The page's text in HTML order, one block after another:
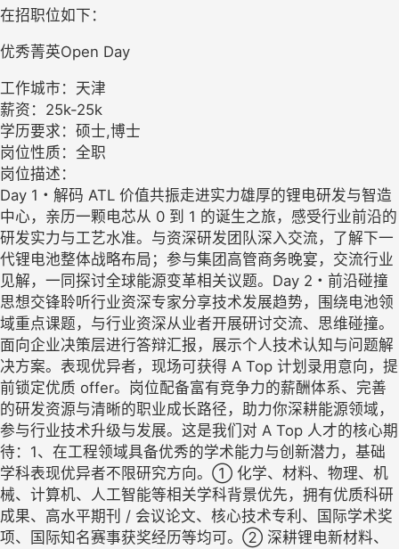
在招职位如下：
优秀菁英Open Day
工作城市：天津
薪资：25k-25k
学历要求：硕士,博士
岗位性质：全职
岗位描述：
Day 1・解码 ATL 价值共振走进实力雄厚的锂电研发与智造
中心，亲历一颗电芯从 0 到 1 的诞生之旅，感受行业前沿的
研发实力与工艺水准。与资深研发团队深入交流，了解下一
代锂电池整体战略布局；参与集团高管商务晚宴，交流行业
见解，一同探讨全球能源变革相关议题。Day 2・前沿碰撞
思想交锋聆听行业资深专家分享技术发展趋势，围绕电池领
域重点课题，与行业资深从业者开展研讨交流、思维碰撞。
面向企业决策层进行答辩汇报，展示个人技术认知与问题解
决方案。表现优异者，现场可获得 A Top 计划录用意向，提
前锁定优质 offer。岗位配备富有竞争力的薪酬体系、完善
的研发资源与清晰的职业成长路径，助力你深耕能源领域，
参与行业技术升级与发展。这是我们对 A Top 人才的核心期
待：1、在工程领域具备优秀的学术能力与创新潜力，基础
学科表现优异者不限研究方向。① 化学、材料、物理、机
械、计算机、人工智能等相关学科背景优先，拥有优质科研
成果、高水平期刊 / 会议论文、核心技术专利、国际学术奖
项、国际知名赛事获奖经历等均可。② 深耕锂电新材料、